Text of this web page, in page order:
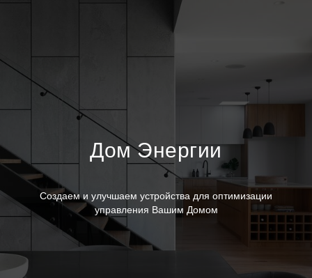
Дом Энергии
Cоздаем и улучшаем устройства для оптимизации
управления Вашим Домом